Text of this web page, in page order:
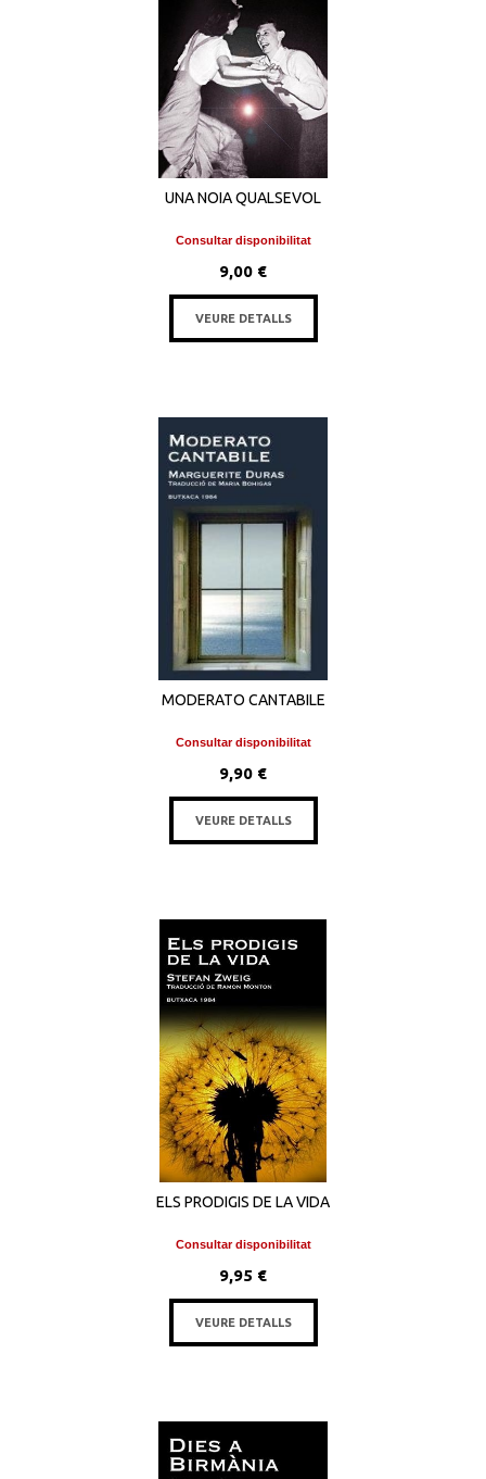
UNA NOIA QUALSEVOL
Consultar disponibilitat
9,00 €
VEURE DETALLS
MODERATO CANTABILE
Consultar disponibilitat
9,90 €
VEURE DETALLS
ELS PRODIGIS DE LA VIDA
Consultar disponibilitat
9,95 €
VEURE DETALLS